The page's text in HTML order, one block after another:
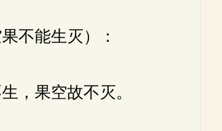
不能生灭）：
，果空故不灭。